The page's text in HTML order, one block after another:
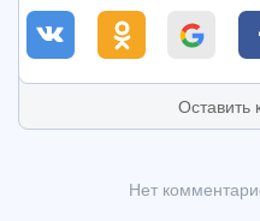
Оставить
Нет